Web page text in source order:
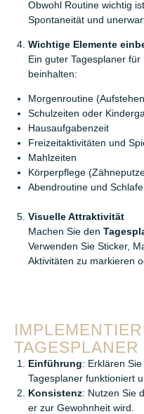
Obwohl Routine wichtig
Spontaneität und
Wichtige Elemente
Ein guter Tagesplaner
beinhalten:
Morgenroutine
Schulzeiten oder
Hausaufgabenzeit
Freizeitaktivitäten und
Mahlzeiten
Körperpflege
Abendroutine und
Visuelle Attraktivität
Machen Sie den
Verwenden Sie Sticker,
Aktivitäten zu markieren
Einführung: Erklären
Tagesplaner funktioniert
Konsistenz: Nutzen Sie
er zur Gewohnheit wird.